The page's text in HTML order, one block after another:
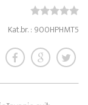
Kat.br. : 900HPHMT5